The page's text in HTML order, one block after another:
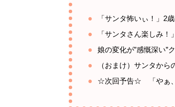
「サンタ怖いぃ！」2
「サンタさん楽しみ
娘の変化が”感慨深い”
（おまけ）サンタから
☆次回予告☆ 「やぁ、